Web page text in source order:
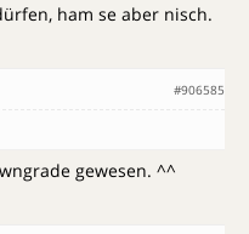
ham se aber nisch.
#906585
gewesen. ^^